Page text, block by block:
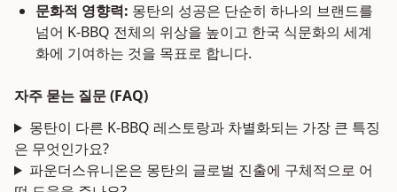
문화적 영향력: 몽탄의 성공은 단순히 하나의 브랜드를
넘어 K-BBQ 전체의 위상을 높이고 한국 식문화의 세계
화에 기여하는 것을 목표로 합니다.
자주 묻는 질문 (FAQ)
몽탄이 다른 K-BBQ 레스토랑과 차별화되는 가장 큰 특징
은 무엇인가요?
파운더스유니온은 몽탄의 글로벌 진출에 구체적으로 어